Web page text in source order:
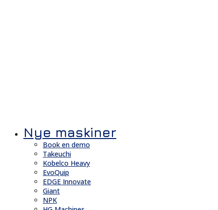
Nye maskiner
Book en demo
Takeuchi
Kobelco Heavy
EvoQuip
EDGE Innovate
Giant
NPK